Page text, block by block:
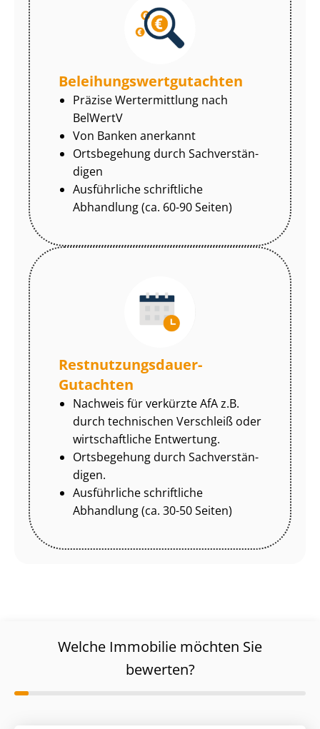
Be­lei­hungs­wert­gut­ach­ten
Präzise Wertermittlung nach
BelWertV
Von Banken anerkannt
Ortsbegehung durch Sach­ver­stän­
di­gen
Ausführliche schriftliche
Abhandlung (ca. 60-90 Seiten)
Rest­nut­zungs­dau­er-
Gutachten
Nachweis für verkürzte AfA z.B.
durch technischen Verschleiß oder
wirtschaftliche Entwertung.
Ortsbegehung durch Sach­ver­stän­
di­gen.
Ausführliche schriftliche
Abhandlung (ca. 30-50 Seiten)
Welche Immobilie möchten Sie
bewerten?